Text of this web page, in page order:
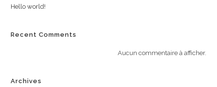
Hello world!
Recent Comments
Aucun commentaire à afficher.
Archives